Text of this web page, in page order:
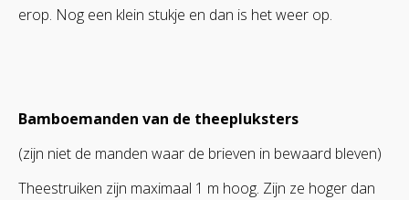
erop. Nog een klein stukje en dan is het weer op.
Bamboemanden van de theepluksters
(zijn niet de manden waar de brieven in bewaard bleven)
Theestruiken zijn maximaal 1 m hoog. Zijn ze hoger dan